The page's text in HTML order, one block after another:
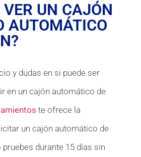
VER UN CAJÓN
AUTOMÁTICO
y dudas en si puede ser
en un cajón automático de
te ofrece la
un cajón automático de
durante 15 días sin